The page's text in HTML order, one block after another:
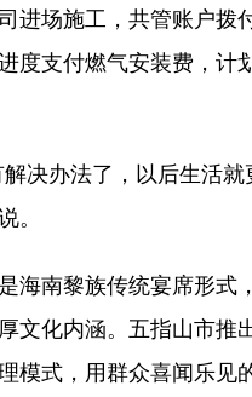
进场施工，共管账户拨
度支付燃气安装费，计
办法了，以后生活就
。
南黎族传统宴席形式
文化内涵。五指山市推
模式，用群众喜闻乐见